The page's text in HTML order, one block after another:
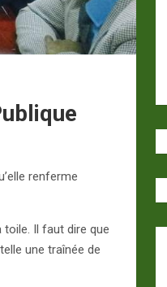
renferme
toile. Il faut dire que
une traînée de